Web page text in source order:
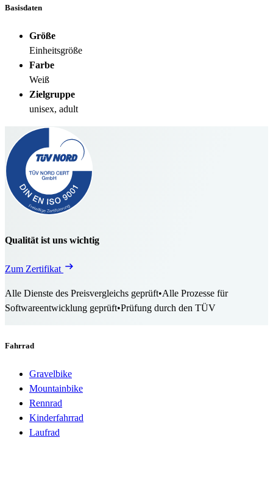
Basisdaten
Größe
Einheitsgröße
Farbe
Weiß
Zielgruppe
unisex, adult
Qualität ist uns wichtig
Zum Zertifikat
Alle Dienste des Preisvergleichs geprüft•Alle Prozesse für
Softwareentwicklung geprüft•Prüfung durch den TÜV
Fahrrad
Gravelbike
Mountainbike
Rennrad
Kinderfahrrad
Laufrad